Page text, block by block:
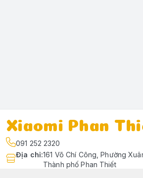
Xiaomi Phan
091 252 2320
Địa chỉ:161 Võ Chí Công, Phường
Thành phố Phan Thiết